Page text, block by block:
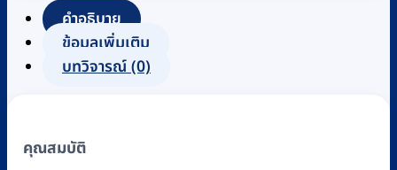
ตอน
FASICARE
ยางพารา
คำอธิบาย
ข้อมูลเพิ่มเติม
บทวิจารณ์ (0)
คุณสมบัติ